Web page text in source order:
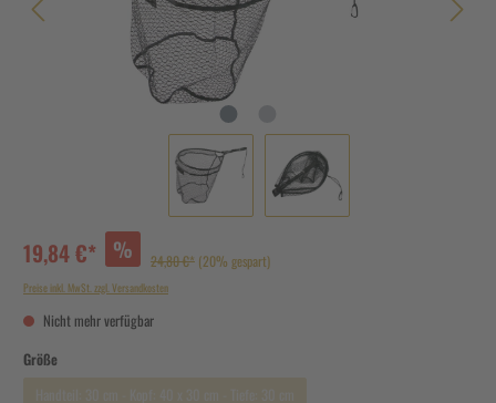
19,84 €* % 24,80 €* (20% gespart)
Preise inkl. MwSt. zzgl. Versandkosten
Nicht mehr verfügbar
Größe